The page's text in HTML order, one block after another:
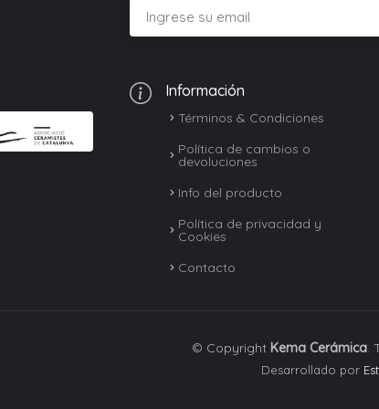
Información
Términos & Condiciones
Política de cambios o
devoluciones
Info del producto
Política de privacidad y
Cookies
Contacto
© Copyright Kema Cerámica.
Desarrollado por